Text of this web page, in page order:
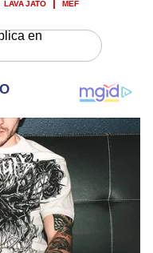
LAVA JATO MEF
en